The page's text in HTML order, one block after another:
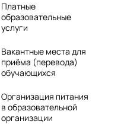
Платные
образовательные
услуги
Вакантные места для
приёма (перевода)
обучающихся
Организация питания
в образовательной
организации